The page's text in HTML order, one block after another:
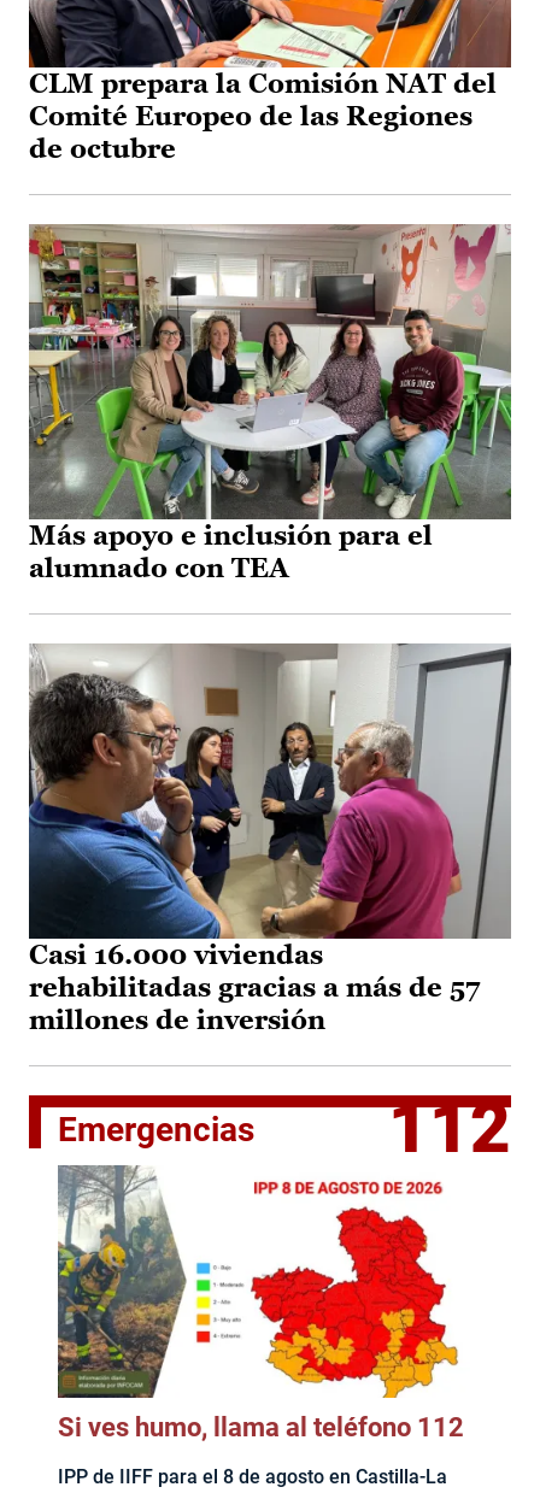
CLM prepara la Comisión NAT del
Comité Europeo de las Regiones
de octubre
Más apoyo e inclusión para el
alumnado con TEA
Casi 16.000 viviendas
rehabilitadas gracias a más de 57
millones de inversión
Emergencias 112
Si ves humo, llama al teléfono 112
IPP de IIFF para el 8 de agosto en Castilla-La